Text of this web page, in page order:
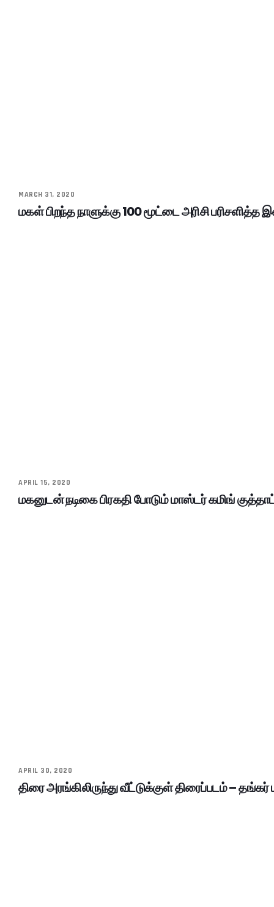
MARCH 31, 2020
மகள் பிறந்த நாளுக்கு 100 மூட்டை அரிசி
APRIL 15, 2020
மகனுடன் நடிகை பிரகதி போடும் மாஸ்டர் கமிங்
APRIL 30, 2020
திரை அரங்கிலிருந்து வீட்டுக்குள் திரைப்படம் –